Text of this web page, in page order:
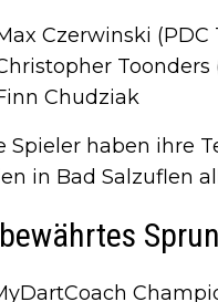
Czerwinski (PDC
Chudziak
Spieler haben ihre
in Bad Salzuflen